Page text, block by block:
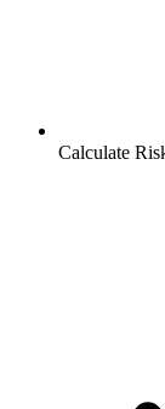
Calculate